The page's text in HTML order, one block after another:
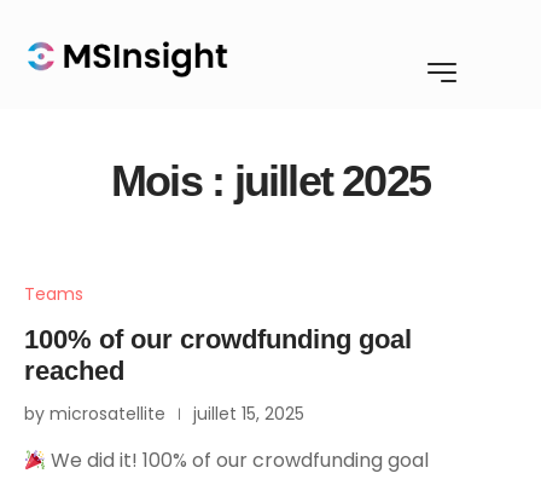
Mois : juillet 2025
Teams
100% of our crowdfunding goal
reached
by microsatellite juillet 15, 2025
We did it! 100% of our crowdfunding goal